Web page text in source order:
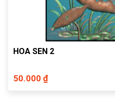
HOA SEN 2
50.000 ₫